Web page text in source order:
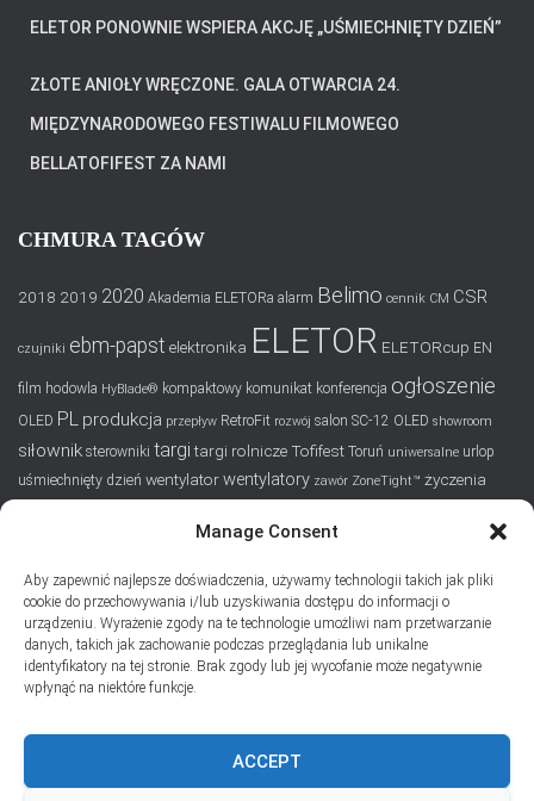
Manage Consent
Aby zapewnić najlepsze doświadczenia, używamy technologii takich jak pliki
cookie do przechowywania i/lub uzyskiwania dostępu do informacji o
urządzeniu. Wyrażenie zgody na te technologie umożliwi nam przetwarzanie
danych, takich jak zachowanie podczas przeglądania lub unikalne
identyfikatory na tej stronie. Brak zgody lub jej wycofanie może negatywnie
wpłynąć na niektóre funkcje.
ACCEPT
ELETOR PONOWNIE WSPIERA AKCJĘ „UŚMIECHNIĘTY DZIEŃ”
ZŁOTE ANIOŁY WRĘCZONE. GALA OTWARCIA 24.
MIĘDZYNARODOWEGO FESTIWALU FILMOWEGO
BELLATOFIFEST ZA NAMI
CHMURA TAGÓW
2018 2019 2020 Akademia ELETORa alarm Belimo cennik CM CSR
czujniki ebm-papst elektronika ELETOR ELETORcup EN
film hodowla HyBlade® kompaktowy komunikat konferencja ogłoszenie
OLED PL produkcja przepływ RetroFit rozwój salon SC-12 OLED showroom
siłownik sterowniki targi targi rolniczeTofifest Toruń uniwersalne urlop
uśmiechnięty dzień wentylatorwentylatory zawór ZoneTight™ życzenia
Dodaj swój adres e-mail, jeśli chciał(a)byś otrzymywać informacje
o nowych wpisach na blogu
Email
Prywatność i pliki ciasteczka: Ta witryna używa plików ciasteczek.
Kontynuując korzystanie z tej witryny, wyrażasz zgodę na ich używanie.